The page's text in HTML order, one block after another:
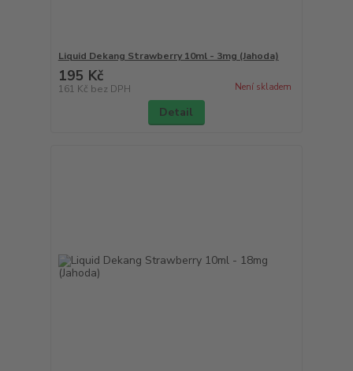
Liquid Dekang Strawberry 10ml - 3mg (Jahoda)
195 Kč
161 Kč bez DPH Není skladem
Detail